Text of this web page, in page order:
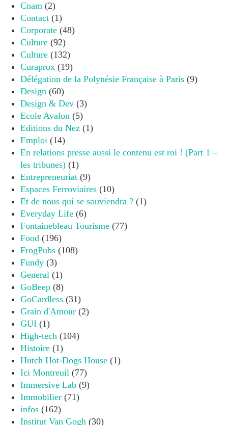
Cnam (2)
Contact (1)
Corporate (48)
Culture (92)
Culture (132)
Curaprox (19)
Délégation de la Polynésie Française à Paris (9)
Design (60)
Design & Dev (3)
Ecole Avalon (5)
Editions du Nez (1)
Emploi (14)
En relations presse aussi le contenu est roi ! (Part 1 –
les tribunes) (1)
Entrepreneuriat (9)
Espaces Ferroviaires (10)
Et de nous qui se souviendra ? (1)
Everyday Life (6)
Fontainebleau Tourisme (77)
Food (196)
FrogPubs (108)
Fundy (3)
General (1)
GoBeep (8)
GoCardless (31)
Grain d'Amour (2)
GUI (1)
High-tech (104)
Histoire (1)
Hutch Hot-Dogs House (1)
Ici Montreuil (77)
Immersive Lab (9)
Immobilier (71)
infos (162)
Institut Van Gogh (30)